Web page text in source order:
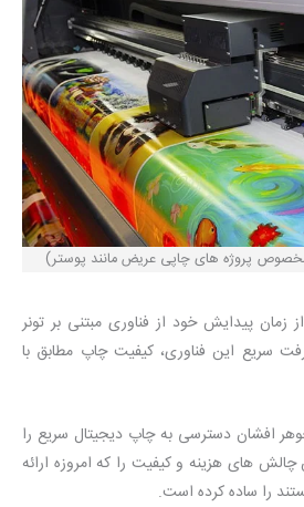
پروژه های چاپی عریض مانند پوستر)
زمان پیدایش خود از فناوری مبتنی بر تونر
سریع این فناوری، کیفیت چاپ مطابق با
افشان دسترسی به چاپ دیجیتال سریع را
های هزینه و کیفیت را که امروزه ارائه
را ساده کرده است.